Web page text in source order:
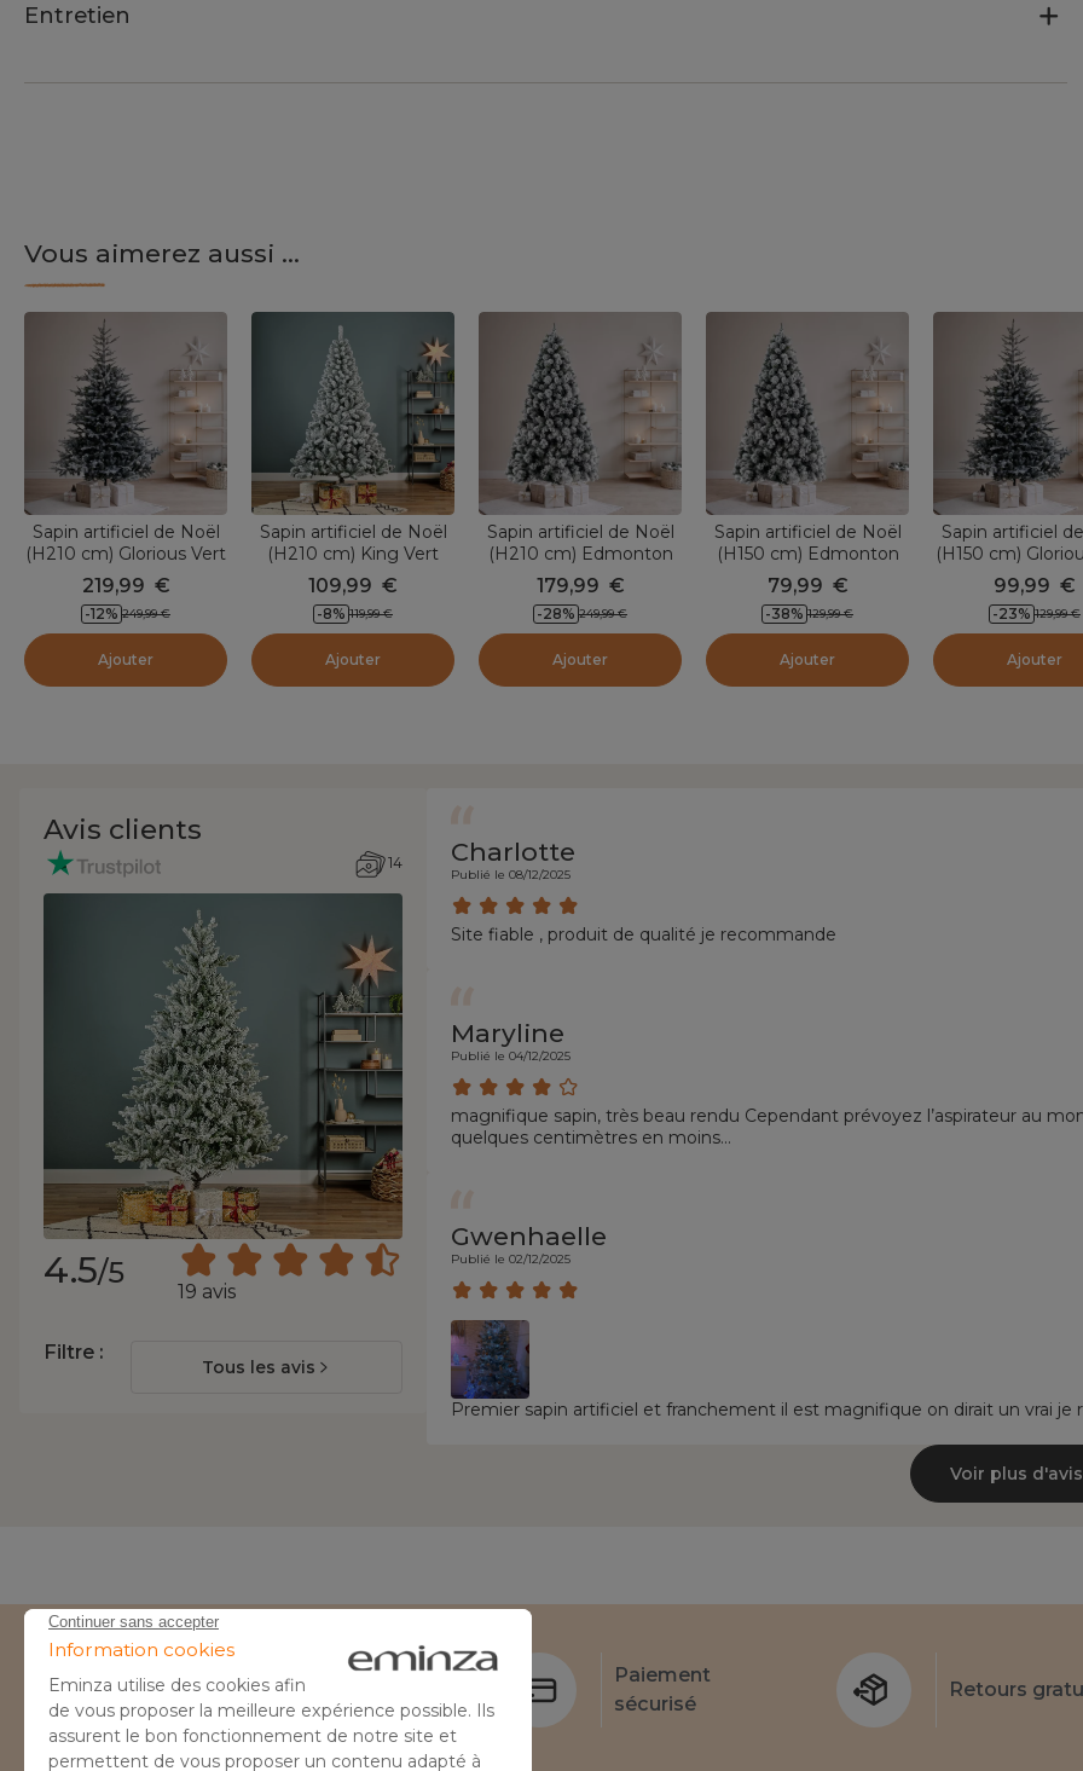
Entretien
Vous aimerez aussi ...
Sapin artificiel de Noël
(H210 cm) Glorious Vert
enneigé
219,99 €
-12% 249,99 €
Ajouter
Sapin artificiel de Noël
(H210 cm) King Vert
enneigé
109,99 €
-8% 119,99 €
Ajouter
Sapin artificiel de Noël
(H210 cm) Edmonton
Vert enneigé
179,99 €
-28% 249,99 €
Ajouter
Sapin artificiel de Noël
(H150 cm) Edmonton
Vert enneigé
79,99 €
-38% 129,99 €
Ajouter
Sapin artificiel
(H150 cm)
enneigé
99,99 €
-23% 129,99 €
Ajouter
Avis clients
14
4.5/5
19 avis
Filtre :
Tous les avis
Charlotte
Publié le 08/12/2025
Site fiable , produit de qualité je recommande
Maryline
Publié le 04/12/2025
magnifique sapin, très beau rendu Cependant prévoyez l’aspirateur au
quelques centimètres en moins…
Gwenhaelle
Publié le 02/12/2025
Premier sapin artificiel et franchement il est magnifique on dirait un vrai je
Voir plus d'avis
Besoin d'aide ?
04 50 65 10 12
Paiement
sécurisé
Retours